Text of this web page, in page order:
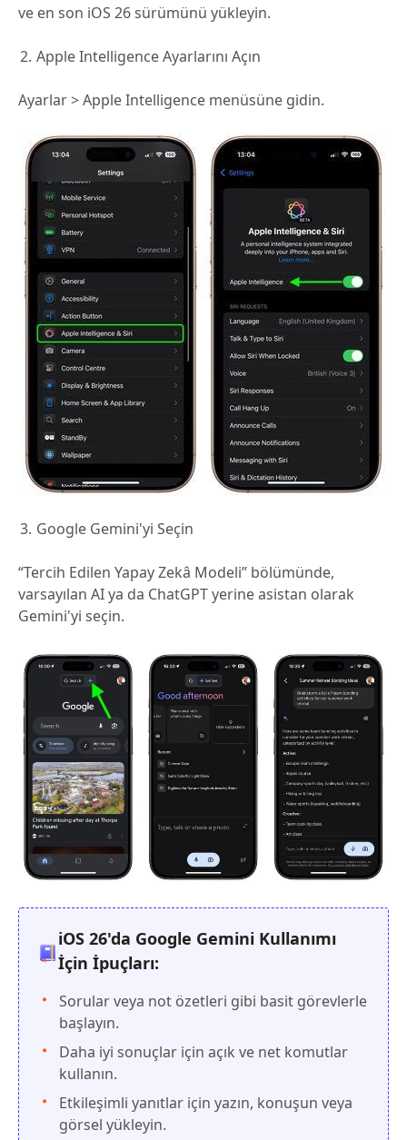
ve en son iOS 26 sürümünü yükleyin.
Apple Intelligence Ayarlarını Açın
Ayarlar > Apple Intelligence menüsüne gidin.
Google Gemini'yi Seçin
“Tercih Edilen Yapay Zekâ Modeli” bölümünde,
varsayılan AI ya da ChatGPT yerine asistan olarak
Gemini'yi seçin.
iOS 26'da Google Gemini Kullanımı
İçin İpuçları:
Sorular veya not özetleri gibi basit görevlerle
başlayın.
Daha iyi sonuçlar için açık ve net komutlar
kullanın.
Etkileşimli yanıtlar için yazın, konuşun veya
görsel yükleyin.